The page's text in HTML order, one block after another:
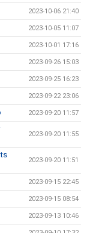
2023-10-06 21:40
2023-10-05 11:07
2023-10-01 17:16
2023-09-26 15:03
2023-09-25 16:23
2023-09-22 23:06
2023-09-20 11:57
2023-09-20 11:55
2023-09-20 11:51
2023-09-15 22:45
2023-09-15 08:54
2023-09-13 10:46